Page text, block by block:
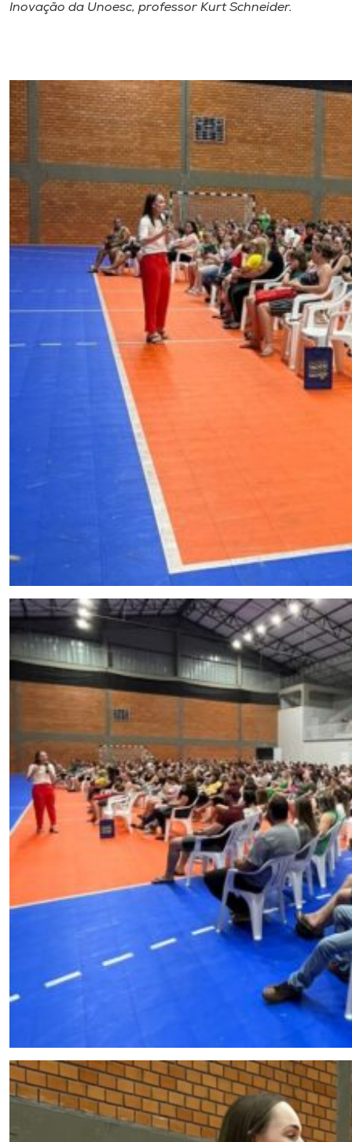
Inovação da Unoesc, professor Kurt Schneider.